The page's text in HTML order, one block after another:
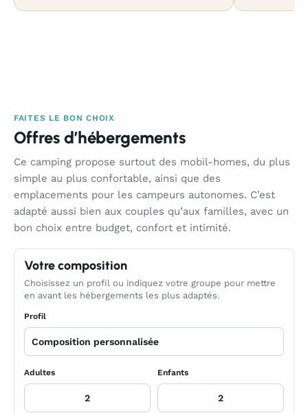
FAITES LE BON CHOIX
Offres d’hébergements
Ce camping propose surtout des mobil-homes, du plus
simple au plus confortable, ainsi que des
emplacements pour les campeurs autonomes. C’est
adapté aussi bien aux couples qu’aux familles, avec un
bon choix entre budget, confort et intimité.
Votre composition
Choisissez un profil ou indiquez votre groupe pour mettre
en avant les hébergements les plus adaptés.
Profil
Adultes Enfants